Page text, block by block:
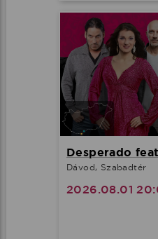
Desperado
Dávod, Szabadtér
2026.08.01